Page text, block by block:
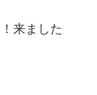
来ました